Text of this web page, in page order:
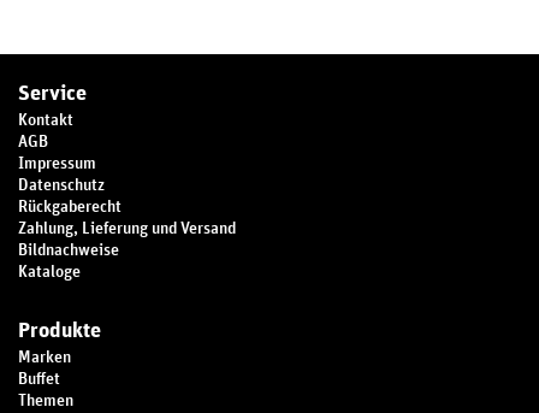
Service
Kontakt
AGB
Impressum
Datenschutz
Rückgaberecht
Zahlung, Lieferung und Versand
Bildnachweise
Kataloge
Produkte
Marken
Buffet
Themen